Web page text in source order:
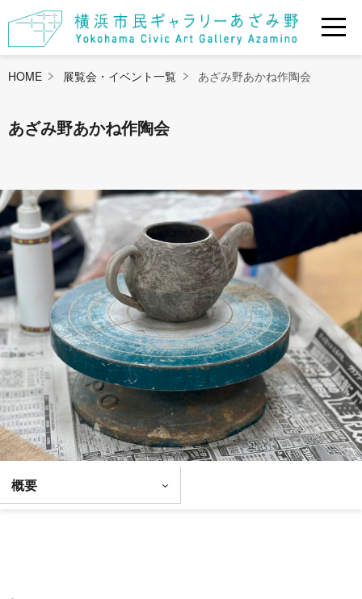
HOME 展覧会・イベント一覧 あざみ野あかね作陶会
あざみ野あかね作陶会
概要